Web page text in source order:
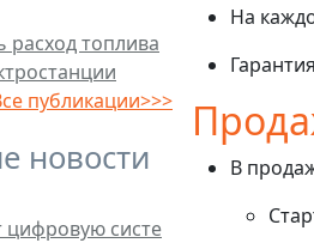
расход топлива
публикации>>>
новости
систе
На
В